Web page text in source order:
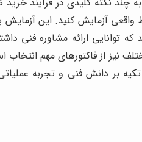
آزمایش کنید. این
که توانایی ارائه مشاوره
از فاکتورهای مهم انتخاب
بر دانش فنی و تجربه